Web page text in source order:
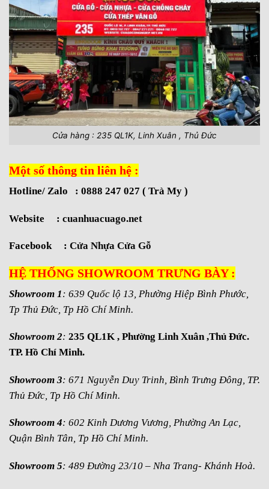
Cửa hàng : 235 QL1K, Linh Xuân , Thủ Đức
Một số thông tin liên hệ :
Hotline/ Zalo : 0888 247 027 ( Trà My )
Website : cuanhuacuago.net
Facebook : Cửa Nhựa Cửa Gỗ
HỆ THỐNG SHOWROOM TRƯNG BÀY :
Showroom 1: 639 Quốc lộ 13, Phường Hiệp Bình Phước,
Tp Thủ Đức, Tp Hồ Chí Minh.
Showroom 2: 235 QL1K , Phường Linh Xuân ,Thủ Đức.
TP. Hồ Chí Minh.
Showroom 3: 671 Nguyễn Duy Trinh, Bình Trưng Đông, TP.
Thủ Đức, Tp Hồ Chí Minh.
Showroom 4: 602 Kinh Dương Vương, Phường An Lạc,
Quận Bình Tân, Tp Hồ Chí Minh.
Showroom 5: 489 Đường 23/10 – Nha Trang- Khánh Hoà.